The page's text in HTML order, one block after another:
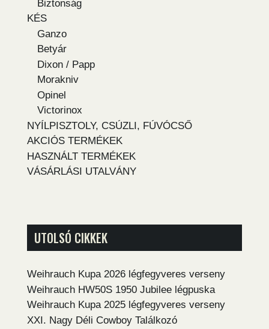
Biztonság
KÉS
Ganzo
Betyár
Dixon / Papp
Morakniv
Opinel
Victorinox
NYÍLPISZTOLY, CSÚZLI, FÚVÓCSŐ
AKCIÓS TERMÉKEK
HASZNÁLT TERMÉKEK
VÁSÁRLÁSI UTALVÁNY
UTOLSÓ CIKKEK
Weihrauch Kupa 2026 légfegyveres verseny
Weihrauch HW50S 1950 Jubilee légpuska
Weihrauch Kupa 2025 légfegyveres verseny
XXI. Nagy Déli Cowboy Találkozó